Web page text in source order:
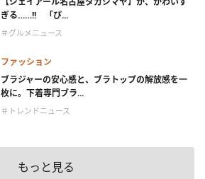
ぎる……!! 「ぴ...
＃グルメニュース
ファッション
ブラジャーの安心感と、ブラトップの解放感を一
枚に。下着専門ブラ...
＃トレンドニュース
もっと見る